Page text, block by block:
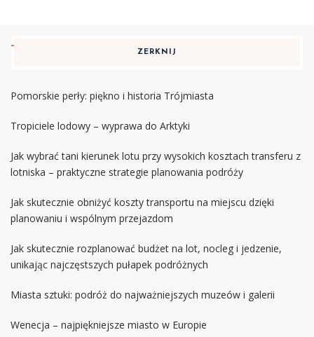
ZERKNIJ
Pomorskie perły: piękno i historia Trójmiasta
Tropiciele lodowy – wyprawa do Arktyki
Jak wybrać tani kierunek lotu przy wysokich kosztach transferu z
lotniska – praktyczne strategie planowania podróży
Jak skutecznie obniżyć koszty transportu na miejscu dzięki
planowaniu i wspólnym przejazdom
Jak skutecznie rozplanować budżet na lot, nocleg i jedzenie,
unikając najczęstszych pułapek podróżnych
Miasta sztuki: podróż do najważniejszych muzeów i galerii
Wenecja – najpiękniejsze miasto w Europie